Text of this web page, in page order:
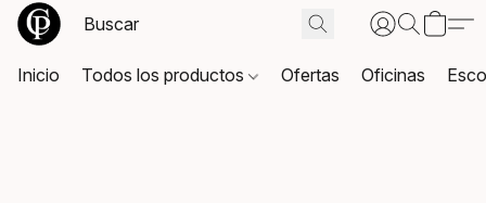
Inicio Todos los productos Ofertas Oficinas